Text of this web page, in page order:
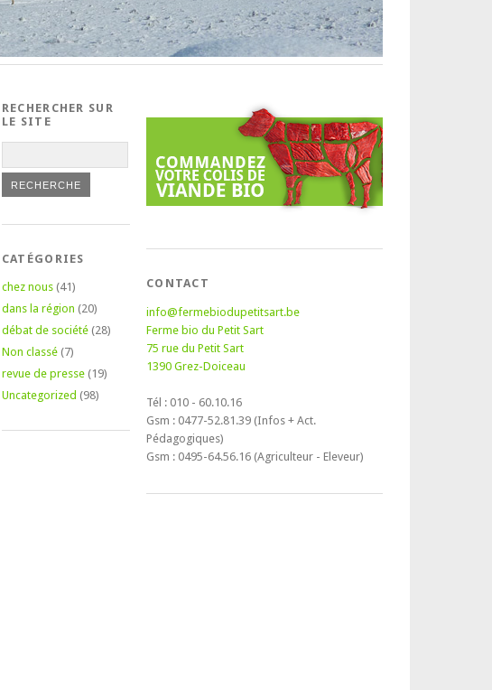
RECHERCHER SUR
LE SITE
CATÉGORIES
chez nous(41)
dans la région (20)
débat de société(28)
Non classé(7)
revue de presse(19)
Uncategorized (98)
CONTACT
info@fermebiodupetitsart.be
Ferme bio du Petit Sart
75 rue du Petit Sart
1390 Grez-Doiceau
Tél : 010 - 60.10.16
Gsm : 0477-52.81.39 (Infos + Act.
Pédagogiques)
Gsm : 0495-64.56.16 (Agriculteur - Eleveur)